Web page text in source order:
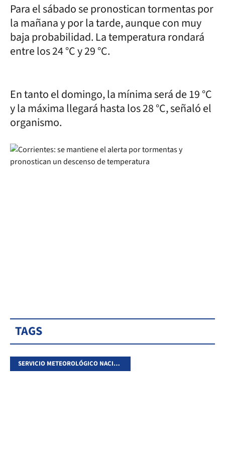
Para el sábado se pronostican tormentas por
la mañana y por la tarde, aunque con muy
baja probabilidad. La temperatura rondará
entre los 24 °C y 29 °C.
En tanto el domingo, la mínima será de 19 °C
y la máxima llegará hasta los 28 °C, señaló el
organismo.
TAGS
SERVICIO METEOROLÓGICO NACIONAL